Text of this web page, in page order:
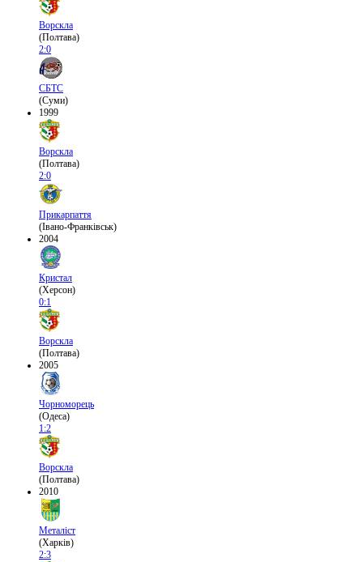
Ворскла
(Полтава)
2:0
СБТС
(Суми)
1999
Ворскла
(Полтава)
2:0
Прикарпаття
(Івано-Франківськ)
2004
Кристал
(Херсон)
0:1
Ворскла
(Полтава)
2005
Чорноморець
(Одеса)
1:2
Ворскла
(Полтава)
2010
Металіст
(Харків)
2:3